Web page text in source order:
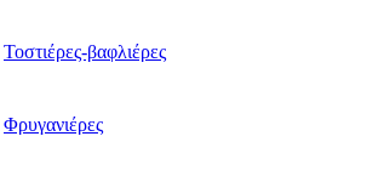
Τοστιέρες-βαφλιέρες
Φρυγανιέρες